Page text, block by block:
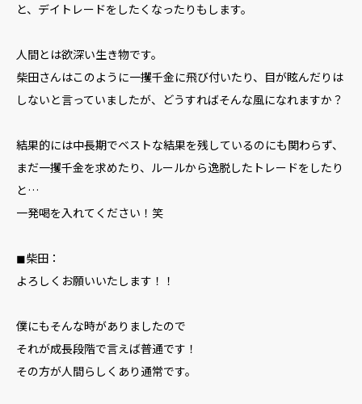
と、デイトレードをしたくなったりもします。
人間とは欲深い生き物です。
柴田さんはこのように一攫千金に飛び付いたり、目が眩んだりは
しないと言っていましたが、どうすればそんな風になれますか？
結果的には中長期でベストな結果を残しているのにも関わらず、
まだ一攫千金を求めたり、ルールから逸脱したトレードをしたり
と…
一発喝を入れてください！笑
◼︎柴田：
よろしくお願いいたします！！
僕にもそんな時がありましたので
それが成長段階で言えば普通です！
その方が人間らしくあり通常です。